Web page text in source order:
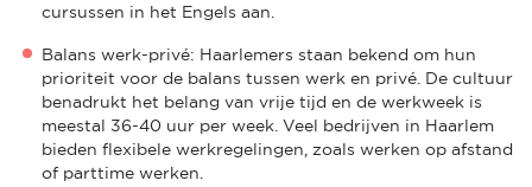
cursussen in het Engels aan.
Balans werk-privé: Haarlemers staan bekend om hun
prioriteit voor de balans tussen werk en privé. De cultuur
benadrukt het belang van vrije tijd en de werkweek is
meestal 36-40 uur per week. Veel bedrijven in Haarlem
bieden flexibele werkregelingen, zoals werken op afstand
of parttime werken.